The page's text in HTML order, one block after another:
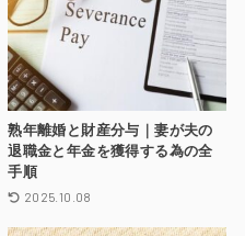
熟年離婚と財産分与｜妻が夫の
退職金と年金を獲得する為の全
手順
2025.10.08